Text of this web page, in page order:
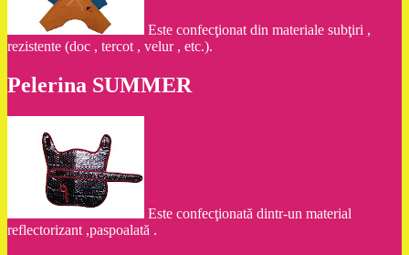
Este confecţionat din materiale subţiri ,
rezistente (doc , tercot , velur , etc.).
Pelerina SUMMER
Este confecţionată dintr-un material
reflectorizant ,paspoalată .